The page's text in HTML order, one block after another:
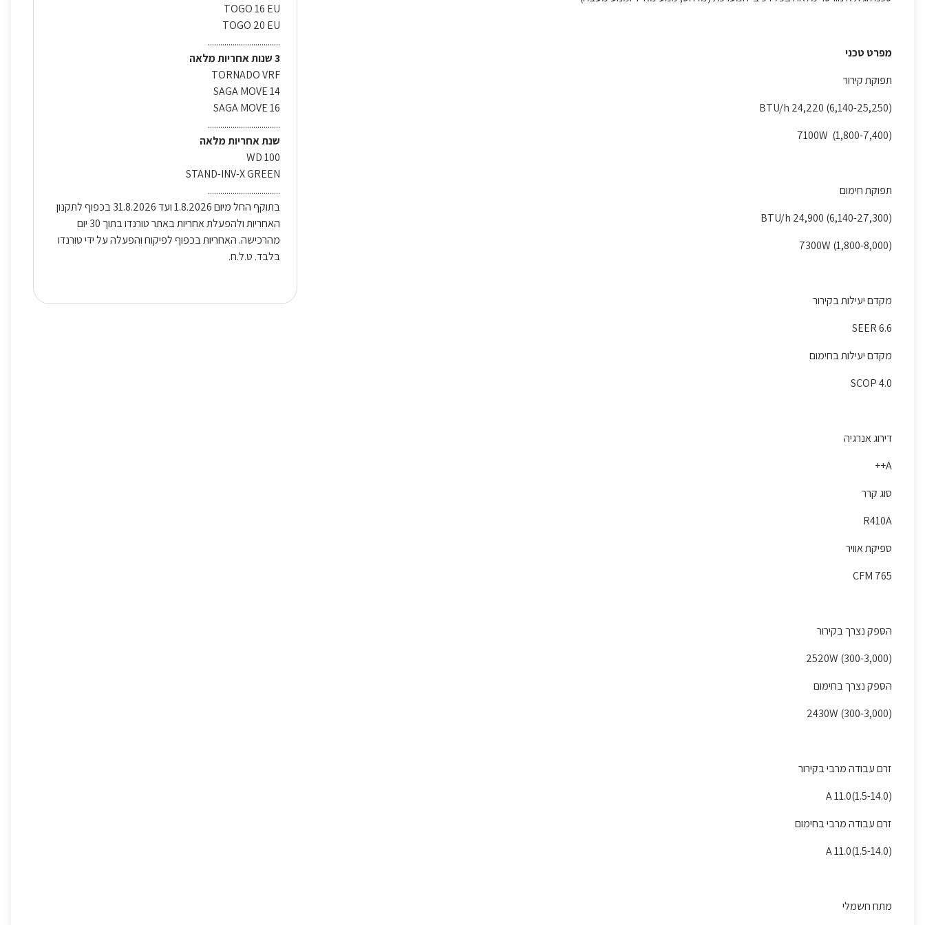
מפרט טכני
תפוקת קירור
(6,140-25,250) 24,220 BTU/h
(1,800-7,400) 7100W
תפוקת חימום
(6,140-27,300) 24,900 BTU/h
(1,800-8,000) 7300W
מקדם יעילות בקירור
6.6 SEER
מקדם יעילות בחימום
4.0 SCOP
דירוג אנרגיה
A++
סוג קרר
R410A
ספיקת אוויר
765 CFM
הספק נצרך בקירור
(300-3,000) 2520W
הספק נצרך בחימום
(300-3,000) 2430W
זרם עבודה מרבי בקירור
(1.5-14.0)11.0 A
זרם עבודה מרבי בחימום
(1.5-14.0)11.0 A
מתח חשמלי
TOGO 16 EU
TOGO 20 EU
...................................
3 שנות אחריות מלאה
TORNADO VRF
SAGA MOVE 14
SAGA MOVE 16
...................................
שנת אחריות מלאה
WD 100
STAND-INV-X GREEN
...................................
בתוקף החל מיום 1.8.2026 ועד 31.8.2026 בכפוף לתקנון
האחריות ולהפעלת אחריות באתר טורנדו בתוך 30 יום
מהרכישה. האחריות בכפוף לפיקוח והפעלה על ידי טורנדו
בלבד. ט.ל.ח.